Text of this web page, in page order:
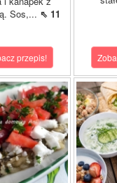
Sos,... ⇖ 11
przepis!